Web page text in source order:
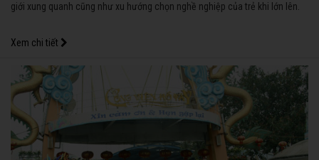
giới xung quanh cũng như xu hướng chọn nghề nghiệp của trẻ khi lớn lên.
Xem chi tiết